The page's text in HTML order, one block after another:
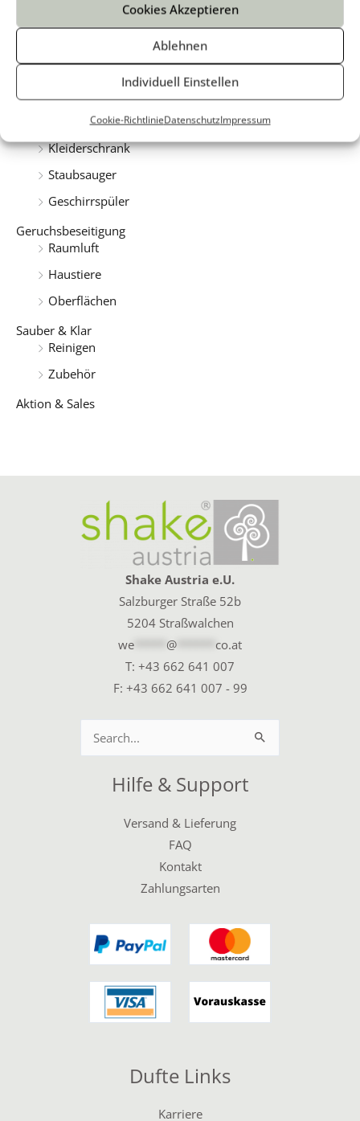
Cookies Akzeptieren
Ablehnen
Individuell Einstellen
Cookie-RichtlinieDatenschutzImpressum
c
n
a
Auto
Parfum d'Intérieur
Kleiderschrank
Staubsauger
Geschirrspüler
Geruchsbeseitigung
Raumluft
Haustiere
Oberflächen
Sauber & Klar
Reinigen
Zubehör
Aktion & Sales
Shake Austria e.U.
Salzburger Straße 52b
5204 Straßwalchen
we
@
co.at
T: +43 662 641 007
F: +43 662 641 007 - 99
Suchen
nach:
Hilfe & Support
Versand & Lieferung
FAQ
Kontakt
Zahlungsarten
Dufte Links
Karriere